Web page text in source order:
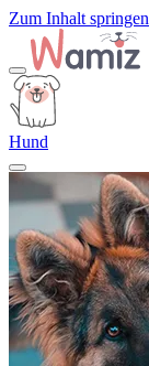
Zum Inhalt springen
Hund